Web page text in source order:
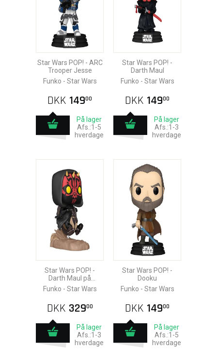
Star Wars POP! - ARC
Trooper Jesse
Funko - Star Wars
DKK 14900
På lager
Afs.:1-5
hverdage
Star Wars POP! -
Darth Maul
Funko - Star Wars
DKK 14900
På lager
Afs.:1-3
hverdage
Star Wars POP! -
Darth Maul på
Bloodfin Speeder
Funko - Star Wars
DKK 32900
På lager
Afs.:1-3
hverdage
Star Wars POP! -
Dooku
Funko - Star Wars
DKK 14900
På lager
Afs.:1-5
hverdage